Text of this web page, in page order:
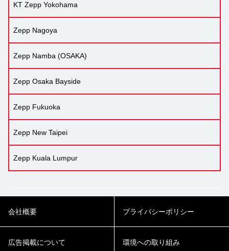
KT Zepp Yokohama
Zepp Nagoya
Zepp Namba (OSAKA)
Zepp Osaka Bayside
Zepp Fukuoka
Zepp New Taipei
Zepp Kuala Lumpur
会社概要 プライバシーポリシー
広告掲載について 環境への取り組み